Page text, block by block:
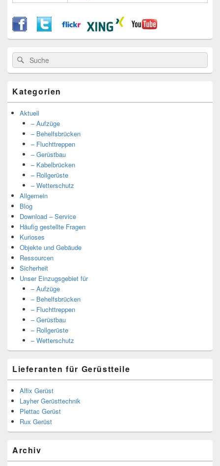
Suche
nach:
Suche
Kategorien
Aktuell
– Aufzüge
– Behelfsbrücken
– Fluchttreppen
– Gerüstbau
– Kabelbrücken
– Rollgerüste
– Wetterschutz
Allgemein
Blog
Download – Service
Häufig gestellte Fragen
Kurioses
Objekte und Gebäude
Ressourcen
Sicherheit
Unser Einzugsgebiet für
– Aufzüge
– Behelfsbrücken
– Fluchttreppen
– Gerüstbau
– Rollgerüste
– Wetterschutz
Lieferanten für Gerüstteile
Alfix Gerüst
Layher Gerüsttechnik
Plettac Gerüst
Rux Gerüst
Archiv